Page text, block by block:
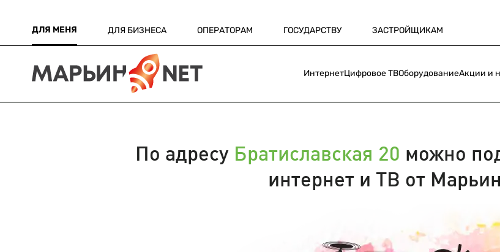
ДЛЯ МЕНЯ ДЛЯ БИЗНЕСА ОПЕРАТОРАМ ГОСУДАРСТВУ ЗАСТРОЙЩИКАМ
ИнтернетЦифровое ТВОборудованиеАкции и
По адресу Братиславская 20 можно
интернет и ТВ от